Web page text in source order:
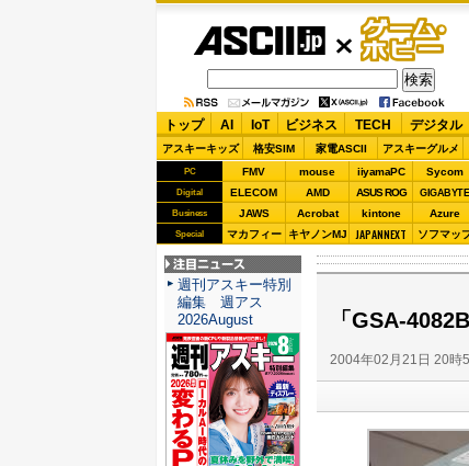
ゲーム・
ホビー
トップ AI IoT ビジネス TECH デジタル
アスキーキッズ 格安SIM 家電ASCII アスキーグルメ
PC FMV mouse iiyamaPC Sycom
Digital ELECOM AMD ASUS ROG GIGABYTE
Business JAWS Acrobat kintone Azure
Special マカフィー キヤノンMJ JAPANNEXT ソフマッ
「GSA-
2004年02月21日 20時
注目ニュース
週刊アスキー特別
編集 週アス
2026August